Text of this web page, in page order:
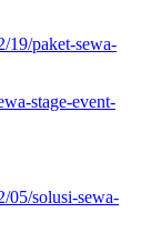
19/paket-sewa-
stage-event-
05/solusi-sewa-